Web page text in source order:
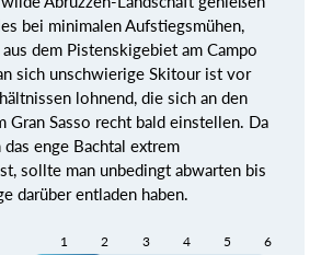
bei minimalen Aufstiegsmühen,
dem Pistenskigebiet am Campo
sich unschwierige Skitour ist vor
lohnend, die sich an den
Gran Sasso recht bald einstellen. Da
enge Bachtal extrem
sollte man unbedingt abwarten bis
darüber entladen haben.
1 2 3 4 5 6